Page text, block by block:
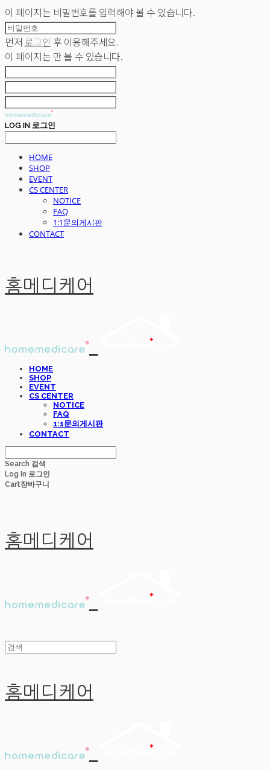
이 페이지는 비밀번호를 입력해야 볼 수 있습니다.
먼저 로그인 후 이용해주세요.
이 페이지는 만 볼 수 있습니다.
LOG IN 로그인
HOME
SHOP
EVENT
CS CENTER
NOTICE
FAQ
1:1문의게시판
CONTACT
홈메디케어
HOME
SHOP
EVENT
CS CENTER
NOTICE
FAQ
1:1문의게시판
CONTACT
Search 검색
Log In 로그인
Cart장바구니
홈메디케어
홈메디케어